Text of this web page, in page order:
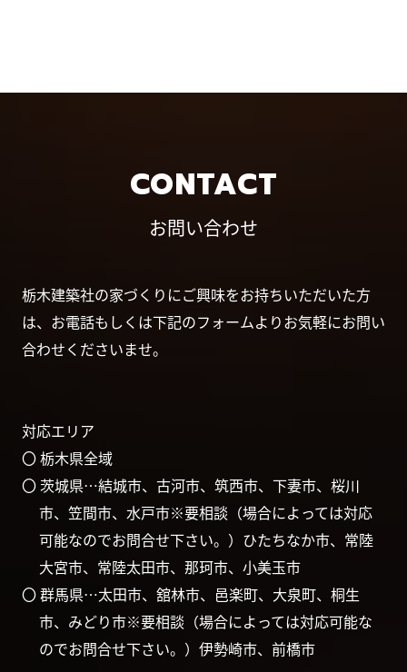
CONTACT
お問い合わせ
栃木建築社の家づくりにご興味をお持ちいただいた方
は、お電話もしくは下記のフォームよりお気軽にお問い
合わせくださいませ。
対応エリア
〇 栃木県全域
〇 茨城県…結城市、古河市、筑西市、下妻市、桜川
市、笠間市、水戸市※要相談（場合によっては対応
可能なのでお問合せ下さい。）ひたちなか市、常陸
大宮市、常陸太田市、那珂市、小美玉市
〇 群馬県…太田市、舘林市、邑楽町、大泉町、桐生
市、みどり市※要相談（場合によっては対応可能な
のでお問合せ下さい。）伊勢崎市、前橋市